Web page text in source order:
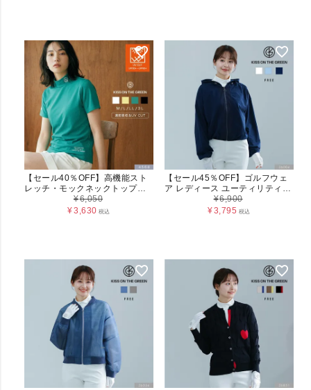
【セール40％OFF】高機能スト
レッチ・モックネックトップス /
UVカット・吸汗速乾 レディース
¥6,050
¥3,630 税込
【セール45％OFF】ゴルフウェ
ア レディース ユーティリティジ
ップフーディブルゾン フリーサ
イズ アウター 透け感 裾リブ 体
¥6,900
¥3,795 税込